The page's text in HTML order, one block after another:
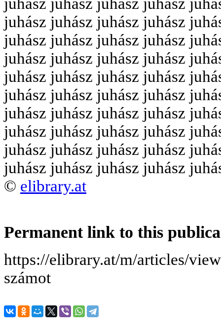
juhász juhász juhász juhász
juhász juhász juhász juhász
juhász juhász juhász juhász
juhász juhász juhász juhász
juhász juhász juhász juhász
juhász juhász juhász juhász
juhász juhász juhász juhász
juhász juhász juhász juhász
juhász juhász juhász juhász
© elibrary.at
Permanent link to this
https://elibrary.at/m/articles/
számot